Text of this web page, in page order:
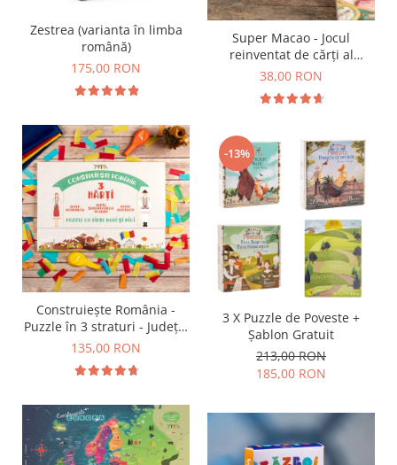
10 Ani
Colecția Păcălici
TOATE JOCURILE
Zestrea (varianta în limba
română)
175,00 RON
Super Macao - Jocul
reinventat de cărți al
copilăriei
38,00 RON
Construiește România -
Puzzle în 3 straturi - Județe,
Regiuni, Relief
135,00 RON
-13%
3 X Puzzle de Poveste +
Șablon Gratuit
213,00 RON
185,00 RON